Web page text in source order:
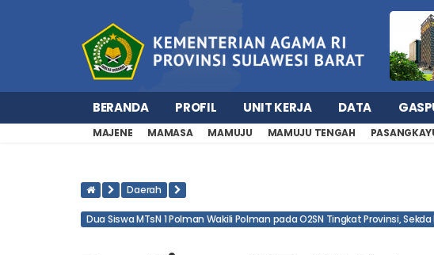
Daerah
Dua Siswa MTsN 1 Polman Wakili Polman pada O2SN Tingkat Provinsi,